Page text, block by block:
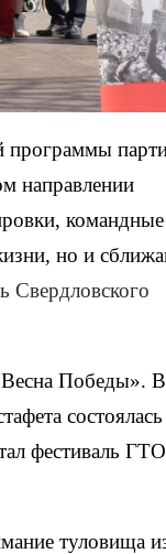
программы
направлении
командные
но и
Свердловского
Победы». В
фестиваль
туловища